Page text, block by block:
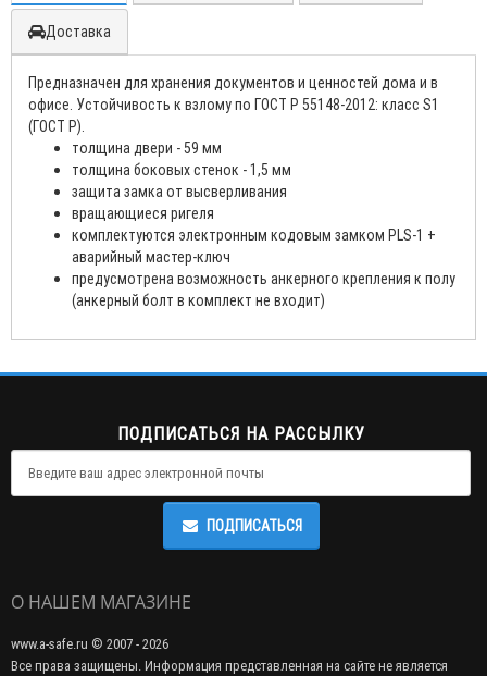
Доставка
Предназначен для хранения документов и ценностей дома и в
офисе. Устойчивость к взлому по ГОСТ Р 55148-2012: класс S1
(ГОСТ Р).
толщина двери - 59 мм
толщина боковых стенок - 1,5 мм
защита замка от высверливания
вращающиеся ригеля
комплектуются электронным кодовым замком PLS-1 +
аварийный мастер-ключ
предусмотрена возможность анкерного крепления к полу
(анкерный болт в комплект не входит)
ПОДПИСАТЬСЯ НА РАССЫЛКУ
ПОДПИСАТЬСЯ
О НАШЕМ МАГАЗИНЕ
www.a-safe.ru © 2007 - 2026
Все права защищены. Информация представленная на сайте не является